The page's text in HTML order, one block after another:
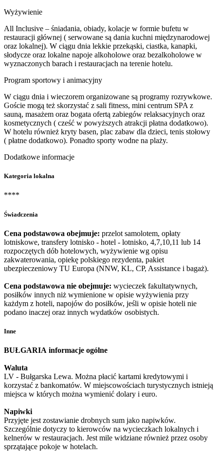
Wyżywienie
All Inclusive – śniadania, obiady, kolacje w formie bufetu w
restauracji głównej ( serwowane są dania kuchni międzynarodowej
oraz lokalnej). W ciągu dnia lekkie przekąski, ciastka, kanapki,
słodycze oraz lokalne napoje alkoholowe oraz bezalkoholowe w
wyznaczonych barach i restauracjach na terenie hotelu.
Program sportowy i animacyjny
W ciągu dnia i wieczorem organizowane są programy rozrywkowe.
Goście mogą też skorzystać z sali fitness, mini centrum SPA z
sauną, masażem oraz bogata ofertą zabiegów relaksacyjnych oraz
kosmetycznych ( cześć w powyższych atrakcji płatna dodatkowo).
W hotelu również kryty basen, plac zabaw dla dzieci, tenis stołowy
( płatne dodatkowo). Ponadto sporty wodne na plaży.
Dodatkowe informacje
Kategoria lokalna
****
Świadczenia
Cena podstawowa obejmuje: przelot samolotem, opłaty
lotniskowe, transfery lotnisko - hotel - lotnisko, 4,7,10,11 lub 14
rozpoczętych dób hotelowych, wyżywienie wg opisu
zakwaterowania, opiekę polskiego rezydenta, pakiet
ubezpieczeniowy TU Europa (NNW, KL, CP, Assistance i bagaż).
Cena podstawowa nie obejmuje: wycieczek fakultatywnych,
posiłków innych niż wymienione w opisie wyżywienia przy
każdym z hoteli, napojów do posiłków, jeśli w opisie hoteli nie
podano inaczej oraz innych wydatków osobistych.
Inne
BUŁGARIA informacje ogólne
Waluta
LV - Bułgarska Lewa. Można płacić kartami kredytowymi i
korzystać z bankomatów. W miejscowościach turystycznych istnieją
miejsca w których można wymienić dolary i euro.
Napiwki
Przyjęte jest zostawianie drobnych sum jako napiwków.
Szczególnie dotyczy to kierowców na wycieczkach lokalnych i
kelnerów w restauracjach. Jest mile widziane również przez osoby
sprzątające pokoje w hotelach.